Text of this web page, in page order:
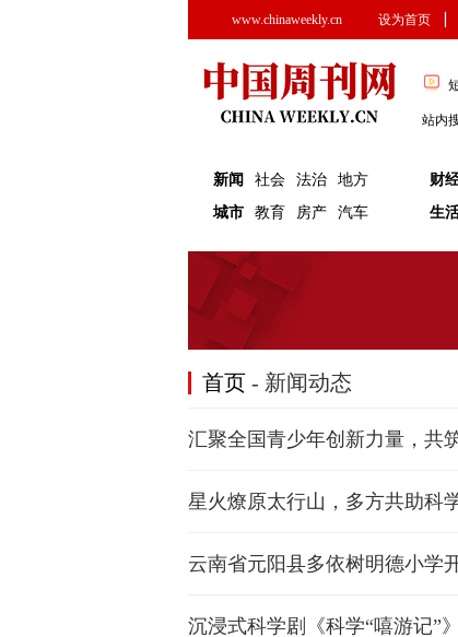
www.chinaweekly.cn 设为首页
站内
新闻 社会 法治
地方
城市
教育 房产 汽车
财
生
首页 - 新闻动态
星火燎原太行山，多方共助科
云南省元阳县多依树明德小学
沉浸式科学剧《科学“嘻游记”